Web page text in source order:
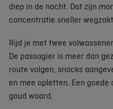
diep in de nacht. Dat zijn
concentratie sneller
Rijd je met twee
De passagier is meer dan
route volgen, snacks
en mee opletten. Een
goud waard.